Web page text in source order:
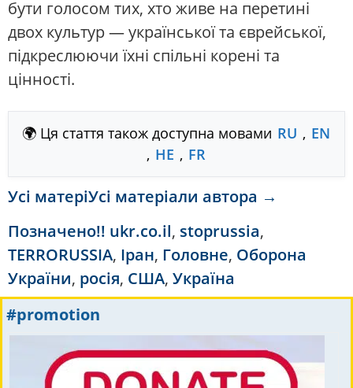
бути голосом тих, хто живе на перетині
двох культур — української та єврейської,
підкреслюючи їхні спільні корені та
цінності.
🌍 Ця стаття також доступна мовами RU , EN
, HE , FR
Усі матеріУсі матеріали автора →
Позначено!! ukr.co.il, stoprussia,
TERRORUSSIA, Іран, Головне, Оборона
України, росія, США, Україна
#promotion